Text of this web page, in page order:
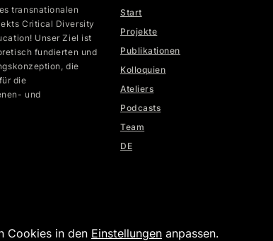
transnationalen
Critical Diversity
Unser Ziel ist
fundierten und
die
die
und
Start
Projekte
Publikationen
Kolloquien
Ateliers
Podcasts
Team
DE
Cookies in den Einstellungen anpassen.